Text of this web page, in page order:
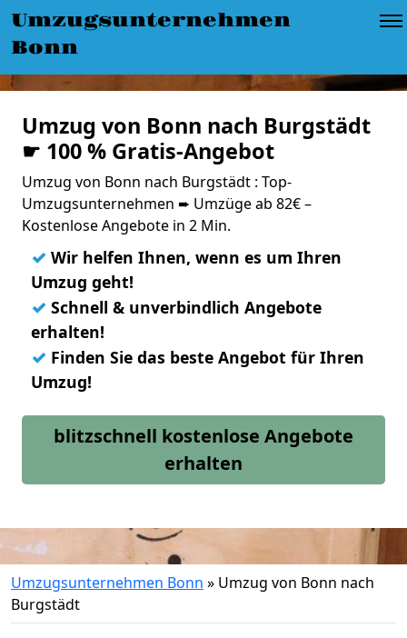
Umzugsunternehmen
Bonn
Umzug von Bonn nach Burgstädt
☛ 100 % Gratis-Angebot
Umzug von Bonn nach Burgstädt : Top-
Umzugsunternehmen ➨ Umzüge ab 82€ –
Kostenlose Angebote in 2 Min.
✓ Wir helfen Ihnen, wenn es um Ihren
Umzug geht!
✓ Schnell & unverbindlich Angebote
erhalten!
✓ Finden Sie das beste Angebot für Ihren
Umzug!
blitzschnell kostenlose Angebote
erhalten
Umzugsunternehmen Bonn » Umzug von Bonn nach
Burgstädt